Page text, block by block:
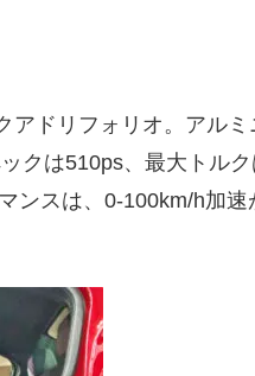
アドリフォリオ。アルミ
クは510ps、最大トルク
ンスは、0-100km/h加速